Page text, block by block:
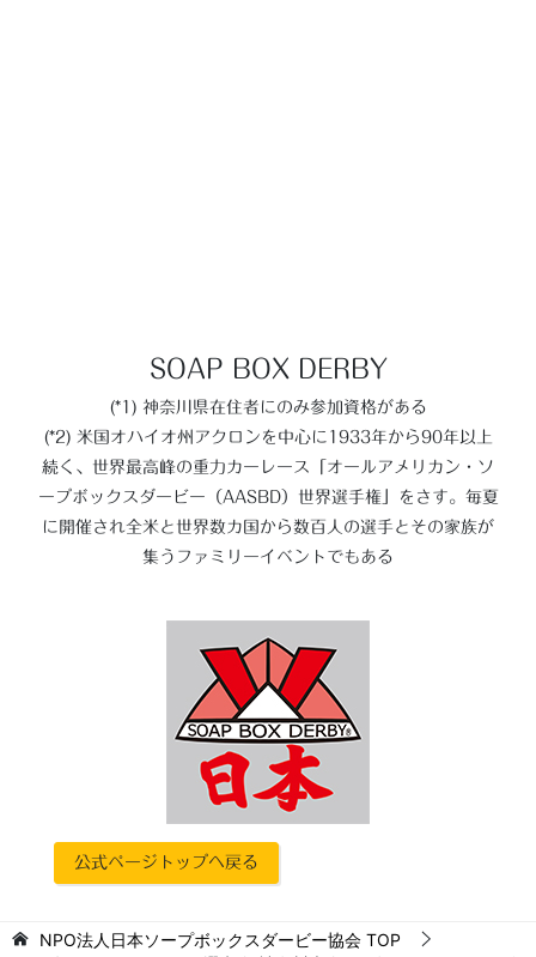
SOAP BOX DERBY
(*1) 神奈川県在住者にのみ参加資格がある
(*2) 米国オハイオ州アクロンを中心に1933年から90年以上
続く、世界最高峰の重力カーレース「オールアメリカン・ソ
ープボックスダービー（AASBD）世界選手権」をさす。毎夏
に開催され全米と世界数カ国から数百人の選手とその家族が
集うファミリーイベントでもある
公式ページトップへ戻る
NPO法人日本ソープボックスダービー協会 TOP